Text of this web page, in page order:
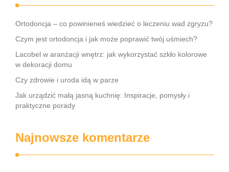
Ortodoncja – co powinieneś wiedzieć o leczeniu wad zgryzu?
Czym jest ortodoncja i jak może poprawić twój uśmiech?
Lacobel w aranżacji wnętrz: jak wykorzystać szkło kolorowe
w dekoracji domu
Czy zdrowie i uroda idą w parze
Jak urządzić małą jasną kuchnię: Inspiracje, pomysły i
praktyczne porady
Najnowsze komentarze